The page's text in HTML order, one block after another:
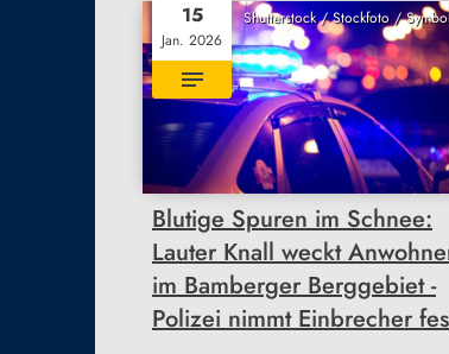
Shutterstock / Stockfoto /
15
Jan. 2026
Blutige Spuren im Schnee:
Lauter Knall weckt
im Bamberger Berggebiet -
Polizei nimmt Einbrecher